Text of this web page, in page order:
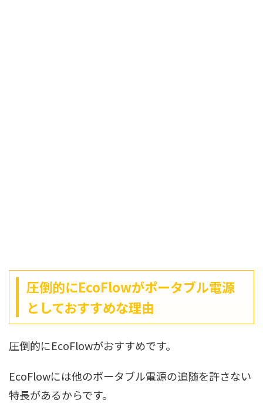
圧倒的にEcoFlowがポータブル電源
としておすすめな理由
圧倒的にEcoFlowがおすすめです。
EcoFlowには他のポータブル電源の追随を許さない
特長があるからです。